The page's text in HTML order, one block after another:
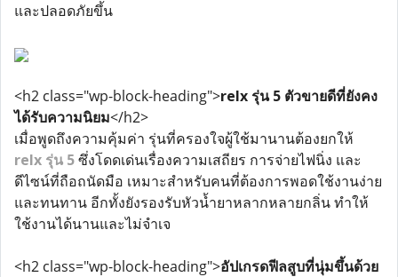
และปลอดภัยขึ้น
<h2 class="wp-block-heading">relx รุ่น 5 ตัวขายดีที่ยังคง
ได้รับความนิยม</h2>
เมื่อพูดถึงความคุ้มค่า รุ่นที่ครองใจผู้ใช้มานานต้องยกให้
relx รุ่น 5ซึ่งโดดเด่นเรื่องความเสถียร การจ่ายไฟนิ่ง และ
ดีไซน์ที่ถือถนัดมือ เหมาะสำหรับคนที่ต้องการพอดใช้งานง่าย
และทนทาน อีกทั้งยังรองรับหัวน้ำยาหลากหลายกลิ่น ทำให้
ใช้งานได้นานและไม่จำเจ
<h2 class="wp-block-heading">อัปเกรดฟีลสูบที่นุ่มขึ้นด้วย